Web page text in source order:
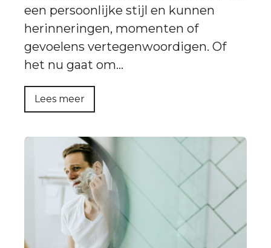
een persoonlijke stijl en kunnen
herinneringen, momenten of
gevoelens vertegenwoordigen. Of
het nu gaat om…
Lees meer